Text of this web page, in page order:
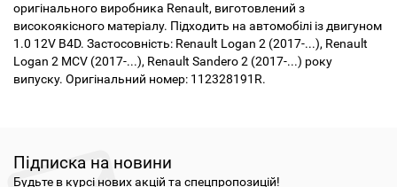
оригінального виробника Renault, виготовлений з
високоякісного матеріалу. Підходить на автомобілі із двигуном
1.0 12V B4D. Застосовність: Renault Logan 2 (2017-...), Renault
Logan 2 MCV (2017-...), Renault Sandero 2 (2017-...) року
випуску. Оригінальний номер: 112328191R.
Підписка на новини
Будьте в курсі нових акцій та спецпропозицій!